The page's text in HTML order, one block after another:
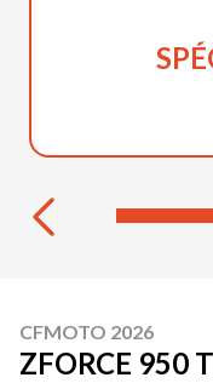
CFMOTO 2026
ZFORCE 950